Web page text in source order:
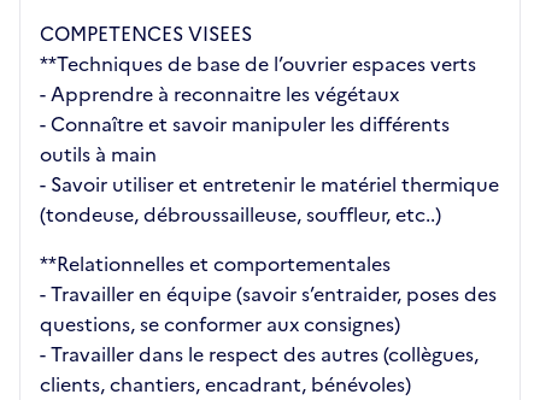
COMPETENCES VISEES
**Techniques de base de l’ouvrier espaces verts
- Apprendre à reconnaitre les végétaux
- Connaître et savoir manipuler les différents
outils à main
- Savoir utiliser et entretenir le matériel thermique
(tondeuse, débroussailleuse, souffleur, etc..)
**Relationnelles et comportementales
- Travailler en équipe (savoir s’entraider, poses des
questions, se conformer aux consignes)
- Travailler dans le respect des autres (collègues,
clients, chantiers, encadrant, bénévoles)